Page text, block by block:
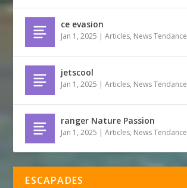
ce evasion
Jan 1, 2025 |Articles, News Tendance
jetscool
Jan 1, 2025 |Articles, News Tendance
ranger Nature Passion
Jan 1, 2025 |Articles, News Tendance
ESCAPADES